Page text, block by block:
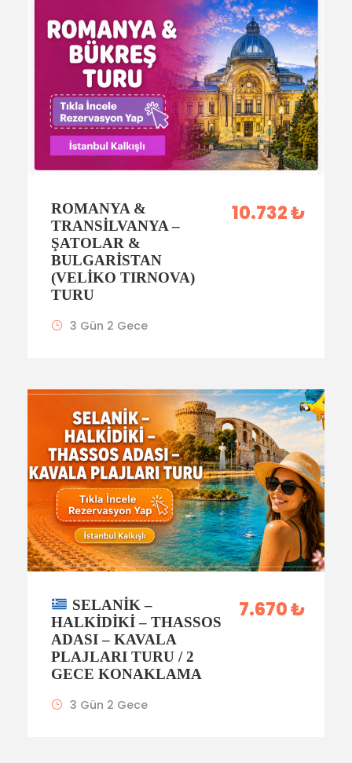
ROMANYA &
TRANSILVANYA –
ŞATOLAR &
BULGARISTAN
(VELIKO TIRNOVA)
TURU
10.732 ₺
3 Gün 2 Gece
SELANIK –
HALKIDIKI – THASSOS
ADASI – KAVALA
PLAJLARI TURU / 2
GECE KONAKLAMA
7.670 ₺
3 Gün 2 Gece